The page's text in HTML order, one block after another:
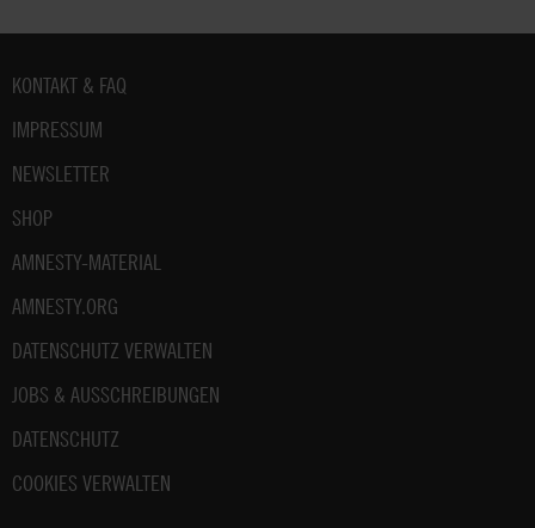
Fußbereich
KONTAKT & FAQ
IMPRESSUM
NEWSLETTER
SHOP
AMNESTY-MATERIAL
AMNESTY.ORG
DATENSCHUTZ VERWALTEN
JOBS & AUSSCHREIBUNGEN
DATENSCHUTZ
COOKIES VERWALTEN